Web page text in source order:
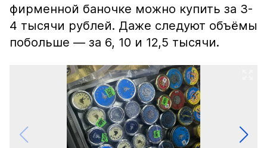
фирменной баночке можно купить за 3-
4 тысячи рублей. Даже следуют объёмы
побольше — за 6, 10 и 12,5 тысячи.